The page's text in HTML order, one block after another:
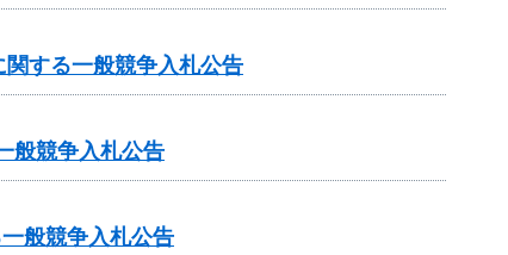
する一般競争入札公告
般競争入札公告
般競争入札公告